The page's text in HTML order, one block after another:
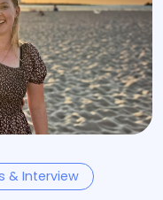
& Interview